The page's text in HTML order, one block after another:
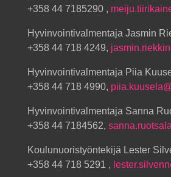
+358 44 7185290 ,
Hyvinvointivalmentaja Jasmin
+358 44 718 4249,
Hyvinvointivalmentaja Piia
+358 44 718 4990,
Hyvinvointivalmentaja Sanna
+358 44 7184562,
Koulunuoristyöntekijä Lester
+358 44 718 5291 ,